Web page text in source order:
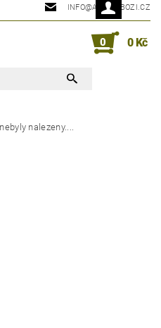
INFO@ARMYZBOZI.CZ
0 0 Kč
nalezeny....